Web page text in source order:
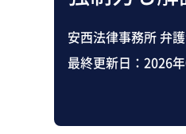
安西法律事務所 弁
最終更新日： 2026